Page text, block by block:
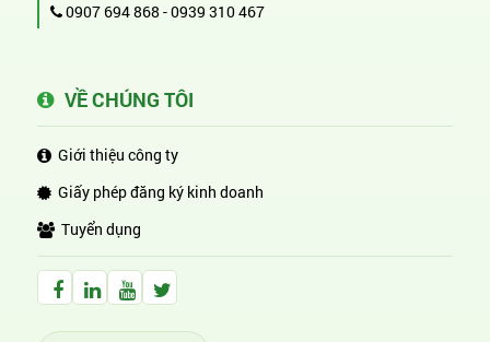
0907 694 868 -0939 310 467
VỀ CHÚNG TÔI
Giới thiệu công ty
Giấy phép đăng ký kinh doanh
Tuyển dụng
Facebook Huỳnh Gia Alpha
LinkedIn Huỳnh Gia Alpha
YouTube Huỳnh Gia Alpha
Twitter Huỳnh Gia Alpha